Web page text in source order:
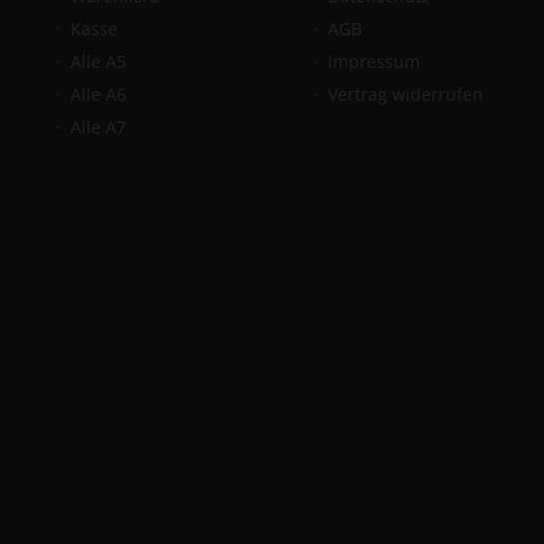
Kasse
Alle A5
Alle A6
Alle A7
AGB
Impressum
Vertrag widerrufen